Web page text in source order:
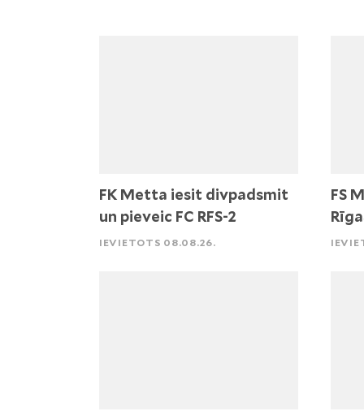
FK Metta iesit divpadsmit
un pieveic FC RFS-2
IEVIETOTS 08.08.26.
FS